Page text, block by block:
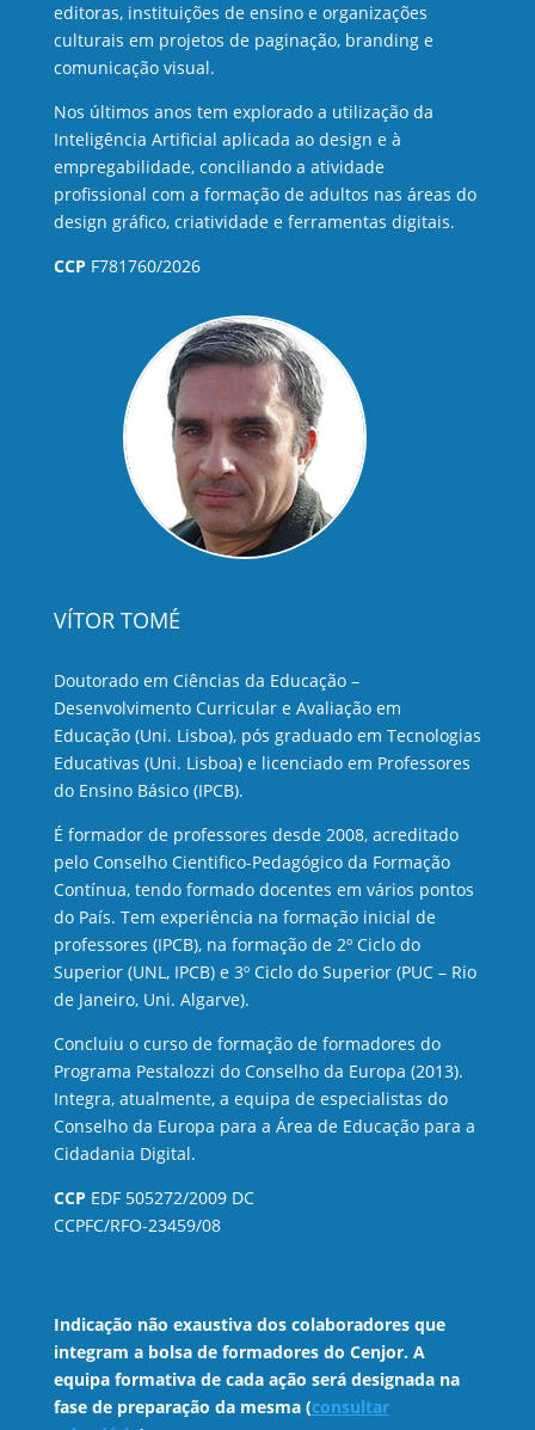
editoras, instituições de ensino e organizações
culturais em projetos de paginação, branding e
comunicação visual.
Nos últimos anos tem explorado a utilização da
Inteligência Artificial aplicada ao design e à
empregabilidade, conciliando a atividade
profissional com a formação de adultos nas áreas do
design gráfico, criatividade e ferramentas digitais.
CCP F781760/2026
VÍTOR TOMÉ
Doutorado em Ciências da Educação –
Desenvolvimento Curricular e Avaliação em
Educação (Uni. Lisboa), pós graduado em Tecnologias
Educativas (Uni. Lisboa) e licenciado em Professores
do Ensino Básico (IPCB).
É formador de professores desde 2008, acreditado
pelo Conselho Cientifico-Pedagógico da Formação
Contínua, tendo formado docentes em vários pontos
do País. Tem experiência na formação inicial de
professores (IPCB), na formação de 2º Ciclo do
Superior (UNL, IPCB) e 3º Ciclo do Superior (PUC – Rio
de Janeiro, Uni. Algarve).
Concluiu o curso de formação de formadores do
Programa Pestalozzi do Conselho da Europa (2013).
Integra, atualmente, a equipa de especialistas do
Conselho da Europa para a Área de Educação para a
Cidadania Digital.
CCP EDF 505272/2009 DC
CCPFC/RFO-23459/08
Indicação não exaustiva dos colaboradores que
integram a bolsa de formadores do Cenjor. A
equipa formativa de cada ação será designada na
fase de preparação da mesma (consultar